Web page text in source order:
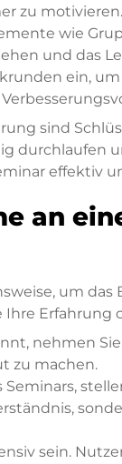
zu motivieren.
wie
und das
ein,
sind
durchlaufen
effektiv
an
um das
Ihre Erfahrung
nehmen
zu machen.
sein.